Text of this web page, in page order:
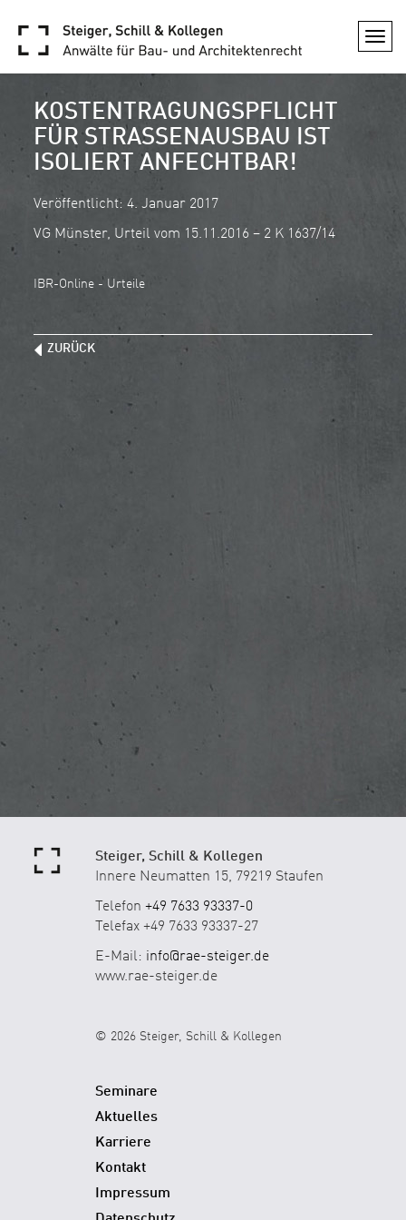
KOSTENTRAGUNGSPFLICHT
FÜR STRASSENAUSBAU IST I
SOLIERT ANFECHTBAR!
Veröffentlicht: 4. Januar 2017
VG Münster, Urteil vom 15.11.2016 – 2 K 1637/14
IBR-Online - Urteile
ZURÜCK
Steiger, Schill & Kollegen
Innere Neumatten 15, 79219 Staufen
Telefon +49 7633 93337-0
Telefax +49 7633 93337-27
E-Mail: info@rae-steiger.de
www.rae-steiger.de
© 2026 Steiger, Schill & Kollegen
Seminare
Aktuelles
Karriere
Kontakt
Impressum